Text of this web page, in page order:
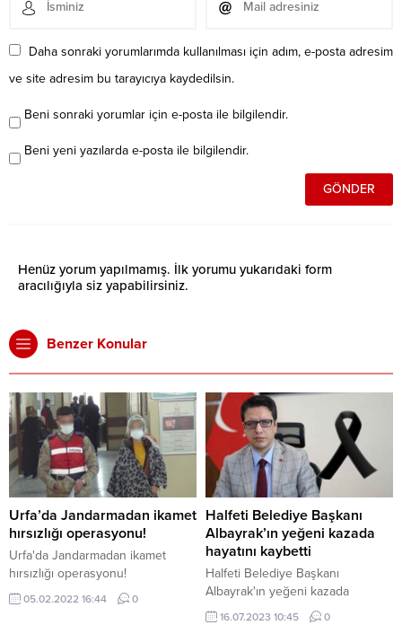
Daha sonraki yorumlarımda kullanılması için adım, e-posta adresim
ve site adresim bu tarayıcıya kaydedilsin.
Beni sonraki yorumlar için e-posta ile bilgilendir.
Beni yeni yazılarda e-posta ile bilgilendir.
Henüz yorum yapılmamış. İlk yorumu yukarıdaki form
aracılığıyla siz yapabilirsiniz.
Benzer Konular
Urfa’da Jandarmadan ikamet
hırsızlığı operasyonu!
Urfa'da Jandarmadan ikamet
hırsızlığı operasyonu!
05.02.2022 16:44 0
Halfeti Belediye Başkanı
Albayrak’ın yeğeni kazada
hayatını kaybetti
Halfeti Belediye Başkanı
Albayrak'ın yeğeni kazada
hayatını kaybetti
16.07.2023 10:45 0